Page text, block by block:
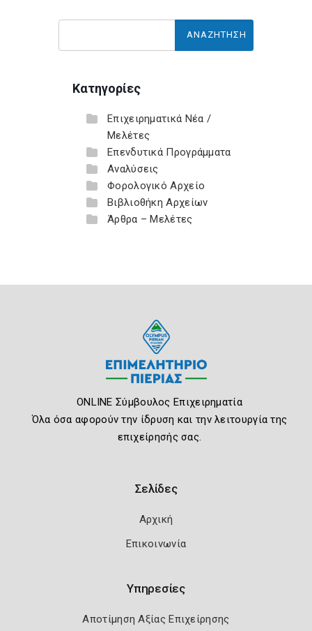
Κατηγορίες
Επιχειρηματικά Νέα /
Μελέτες
Επενδυτικά Προγράμματα
Αναλύσεις
Φορολογικό Αρχείο
Βιβλιοθήκη Αρχείων
Άρθρα – Μελέτες
ONLINE Σύμβουλος Επιχειρηματία
Όλα όσα αφορούν την ίδρυση και την λειτουργία της
επιχείρησής σας.
Σελίδες
Αρχική
Επικοινωνία
Υπηρεσίες
Αποτίμηση Αξίας Επιχείρησης